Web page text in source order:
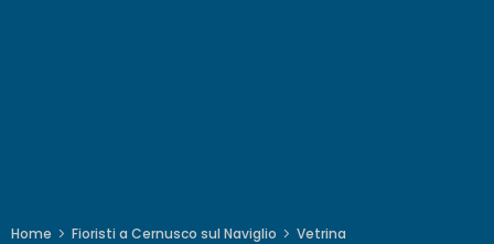
Home Fioristi a Cernusco sul Naviglio Vetrina